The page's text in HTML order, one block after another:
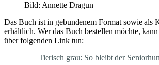
Bild: Annette Dragun
Das Buch ist in gebundenem Format sowie als
erhältlich. Wer das Buch bestellen möchte,
über folgenden Link tun:
Tierisch grau: So bleibt der